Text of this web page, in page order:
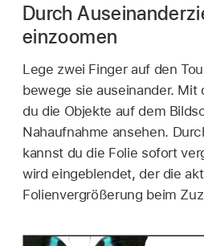
Durch
einzoomen
Lege zwei Finger auf den
bewege sie auseinander. Mit
du die Objekte auf dem
Nahaufnahme ansehen.
kannst du die Folie sofort
wird eingeblendet, der die
Folienvergrößerung beim